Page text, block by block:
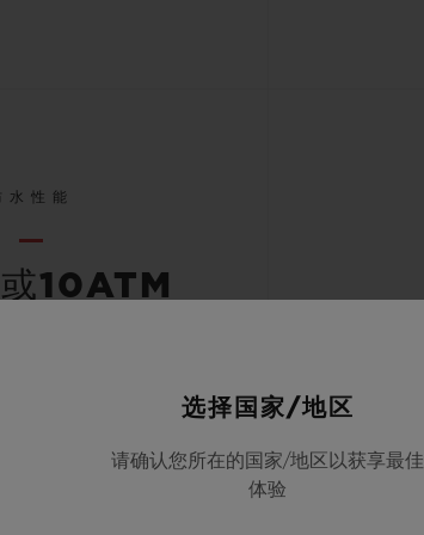
水性能
10ATM
查看所有规格
选择国家/地区
请确认您所在的国家/地区以获享最佳
体验